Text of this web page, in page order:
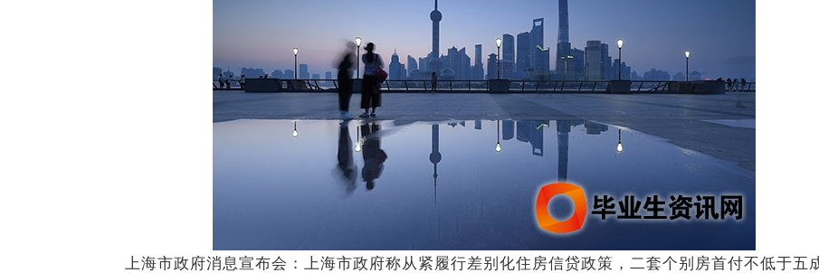
上海市政府消息宣布会：上海市政府称从紧履行差别化住房信贷政策，二套个别房首付不低于五